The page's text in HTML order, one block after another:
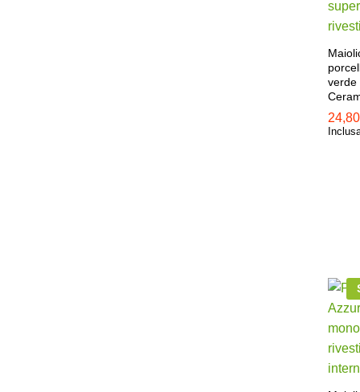
verde
24,80
24,80